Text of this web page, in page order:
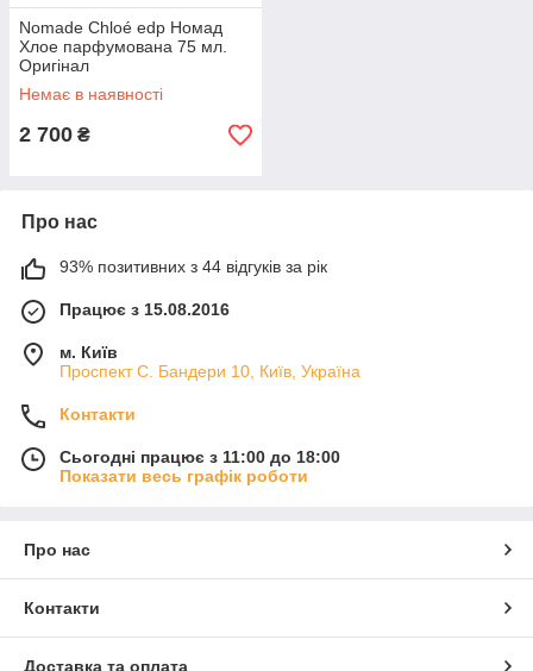
Nomade Chloé edp Номад
Хлое парфумована 75 мл.
Оригінал
Немає в наявності
2 700 ₴
Про нас
93% позитивних з 44 відгуків за рік
Працює з 15.08.2016
м. Київ
Проспект С. Бандери 10, Київ, Україна
Контакти
Сьогодні працює з 11:00 до 18:00
Показати весь графік роботи
Про нас
Контакти
Доставка та оплата